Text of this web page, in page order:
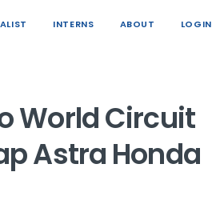
INTERNS ABOUT LOGIN
World Circuit
Astra Honda